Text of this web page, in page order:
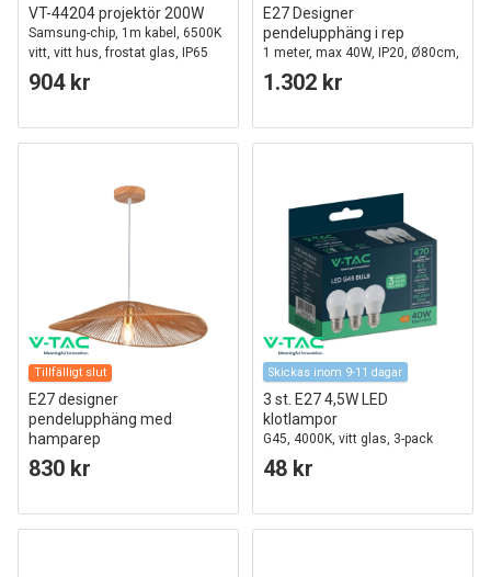
VT-44204 projektör 200W
Samsung-chip, 1m kabel, 6500K
vitt, vitt hus, frostat glas, IP65
904 kr
E27 Designer
pendelupphäng i rep
1 meter, max 40W, IP20, Ø80cm,
2 års garanti
1.302 kr
Tillfälligt slut
E27 designer
pendelupphäng med
hamparep
60cm, brun, IP20, utan ljuskälla
830 kr
Skickas inom 9-11 dagar
3 st. E27 4,5W LED
klotlampor
G45, 4000K, vitt glas, 3-pack
48 kr